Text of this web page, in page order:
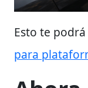
Esto te
para